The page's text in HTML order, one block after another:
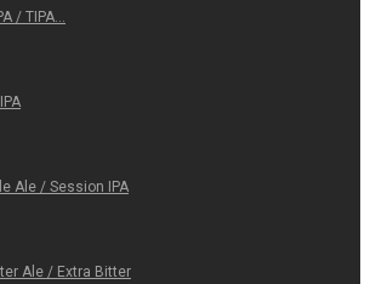
/ TIPA…
Ale / Session IPA
Ale / Extra Bitter